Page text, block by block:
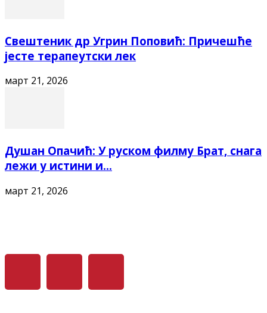
Свештеник др Угрин Поповић: Причешће
јесте терапеутски лек
март 21, 2026
Душан Опачић: У руском филму Брат, снага
лежи у истини и...
март 21, 2026